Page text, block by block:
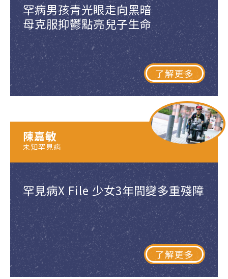
罕病男孩青光眼走向黑暗
母克服抑鬱點亮兒子生命
了解更多
罕見病X File 少女3年間變多重殘障
了解更多
陳嘉敏
未知罕見病